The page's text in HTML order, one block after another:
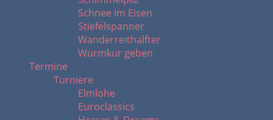
Schnee im Eisen
Stiefelspanner
Wanderreithalfter
Wurmkur geben
Termine
Turniere
Elmlohe
Euroclassics